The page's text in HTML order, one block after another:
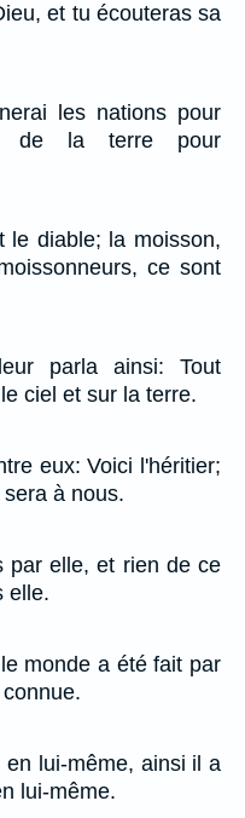
et tu écouteras sa
les nations pour
de la terre pour
le diable; la moisson,
ce sont
parla ainsi: Tout
ciel et sur la terre.
eux: Voici l'héritier;
à nous.
par elle, et rien de ce
elle.
monde a été fait par
lui-même, ainsi il a
lui-même.